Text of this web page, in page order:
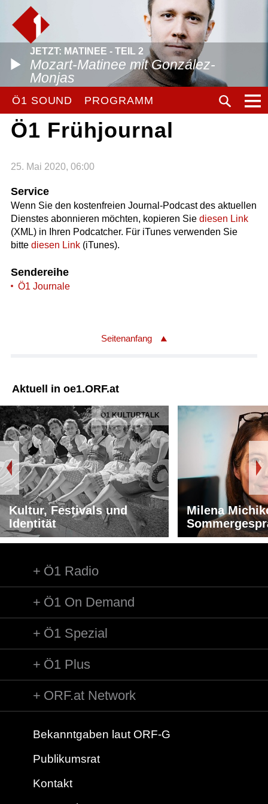
JETZT: MATINEE - TEIL 2
Mozart-Matinee mit González-
Monjas
Ö1 SOUND PROGRAMM
Ö1 Frühjournal
25. Mai 2020, 06:00
Service
Wenn Sie den kostenfreien Journal-Podcast des aktuellen
Dienstes abonnieren möchten, kopieren Sie diesen Link
(XML) in Ihren Podcatcher. Für iTunes verwenden Sie
bitte diesen Link(iTunes).
Sendereihe
Ö1 Journale
Seitenanfang
Aktuell in oe1.ORF.at
Ö1 KULTURTALK
Kultur, Festivals und
Identität
Milena
Ö1 Radio
Ö1 On Demand
Ö1 Spezial
Ö1 Plus
ORF.at Network
Bekanntgaben laut ORF-G
Publikumsrat
Kontakt